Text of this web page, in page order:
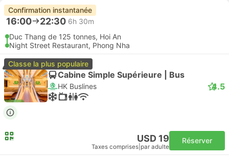
Confirmation instantanée
16:00 22:30 6h 30m
Duc Thang de 125 tonnes, Hoi An
Night Street Restaurant, Phong Nha
Classe la plus populaire
Cabine Simple Supérieure | Bus
HK Buslines 4.5
USD 19
Taxes comprises par adulte
Réserver